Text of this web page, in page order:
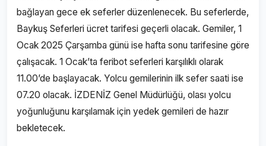
bağlayan gece ek seferler düzenlenecek. Bu seferlerde,
Baykuş Seferleri ücret tarifesi geçerli olacak. Gemiler, 1
Ocak 2025 Çarşamba günü ise hafta sonu tarifesine göre
çalışacak. 1 Ocak’ta feribot seferleri karşılıklı olarak
11.00’de başlayacak. Yolcu gemilerinin ilk sefer saati ise
07.20 olacak. İZDENİZ Genel Müdürlüğü, olası yolcu
yoğunluğunu karşılamak için yedek gemileri de hazır
bekletecek.